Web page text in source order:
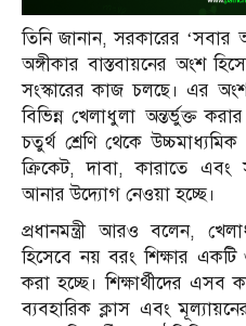
তিনি জানান, সরকারের ‘সবার
অঙ্গীকার বাস্তবায়নের অংশ
সংস্কারের কাজ চলছে। এর
বিভিন্ন খেলাধুলা অন্তর্ভুক্ত
চতুর্থ শ্রেণি থেকে
ক্রিকেট, দাবা, কারাতে
আনার উদ্যোগ নেওয়া হচ্ছে।
প্রধানমন্ত্রী আরও বলেন,
হিসেবে নয় বরং শিক্ষার একটি
করা হচ্ছে। শিক্ষার্থীদের এসব
ব্যবহারিক ক্লাস এবং